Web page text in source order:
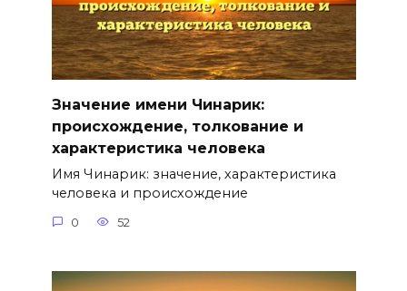
Значение имени Чинарик:
происхождение, толкование и
характеристика человека
Имя Чинарик: значение, характеристика
человека и происхождение
0 52